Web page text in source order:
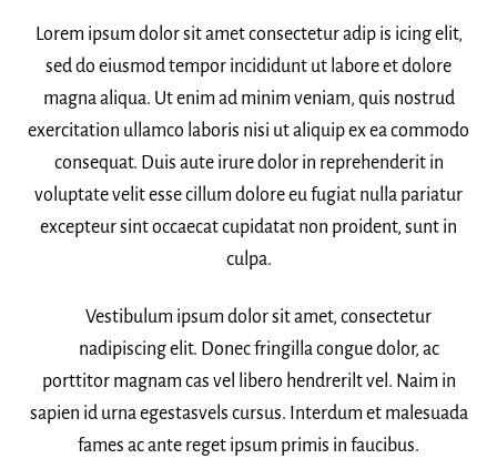
Lorem ipsum dolor sit amet consectetur adip is icing elit,
sed do eiusmod tempor incididunt ut labore et dolore
magna aliqua. Ut enim ad minim veniam, quis nostrud
exercitation ullamco laboris nisi ut aliquip ex ea commodo
consequat. Duis aute irure dolor in reprehenderit in
voluptate velit esse cillum dolore eu fugiat nulla pariatur
excepteur sint occaecat cupidatat non proident, sunt in
culpa.
Vestibulum ipsum dolor sit amet, consectetur
nadipiscing elit. Donec fringilla congue dolor, ac
porttitor magnam cas vel libero hendrerilt vel. Naim in
sapien id urna egestasvels cursus. Interdum et malesuada
fames ac ante reget ipsum primis in faucibus.